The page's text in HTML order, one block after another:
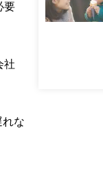
要
社
れな